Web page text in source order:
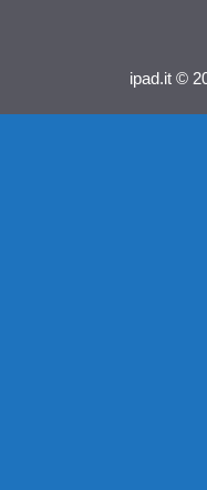
ipad.it ©